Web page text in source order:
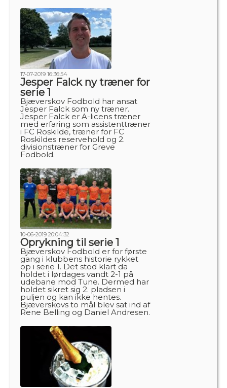
17-07-2019 16:36:54
Jesper Falck ny træner for
serie 1
Bjæverskov Fodbold har ansat
Jesper Falck som ny træner.
Jesper Falck er A-licens træner
med erfaring som assistenttræner
i FC Roskilde, træner for FC
Roskildes reservehold og 2.
divisionstræner for Greve
Fodbold.
10-06-2019 20:04:32
Oprykning til serie 1
Bjæverskov Fodbold er for første
gang i klubbens historie rykket
op i serie 1. Det stod klart da
holdet i lørdages vandt 2-1 på
udebane mod Tune. Dermed har
holdet sikret sig 2. pladsen i
puljen og kan ikke hentes.
Bjæverskovs to mål blev sat ind af
Rene Belling og Daniel Andresen.